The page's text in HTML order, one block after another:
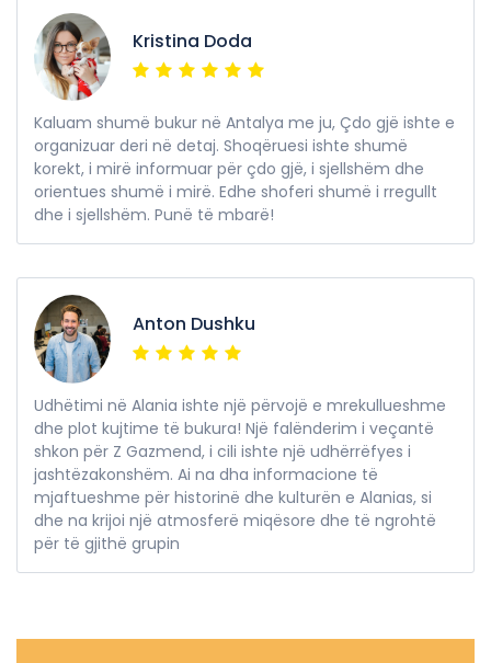
Kristina Doda
Kaluam shumë bukur në Antalya me ju, Çdo gjë ishte e
organizuar deri në detaj. Shoqëruesi ishte shumë
korekt, i mirë informuar për çdo gjë, i sjellshëm dhe
orientues shumë i mirë. Edhe shoferi shumë i rregullt
dhe i sjellshëm. Punë të mbarë!
Anton Dushku
Udhëtimi në Alania ishte një përvojë e mrekullueshme
dhe plot kujtime të bukura! Një falënderim i veçantë
shkon për Z Gazmend, i cili ishte një udhërrëfyes i
jashtëzakonshëm. Ai na dha informacione të
mjaftueshme për historinë dhe kulturën e Alanias, si
dhe na krijoi një atmosferë miqësore dhe të ngrohtë
për të gjithë grupin